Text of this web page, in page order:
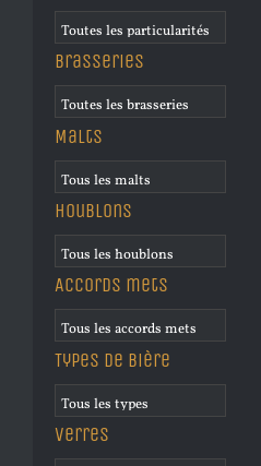
Brasseries
Malts
Houblons
Accords mets
Types de bière
Verres